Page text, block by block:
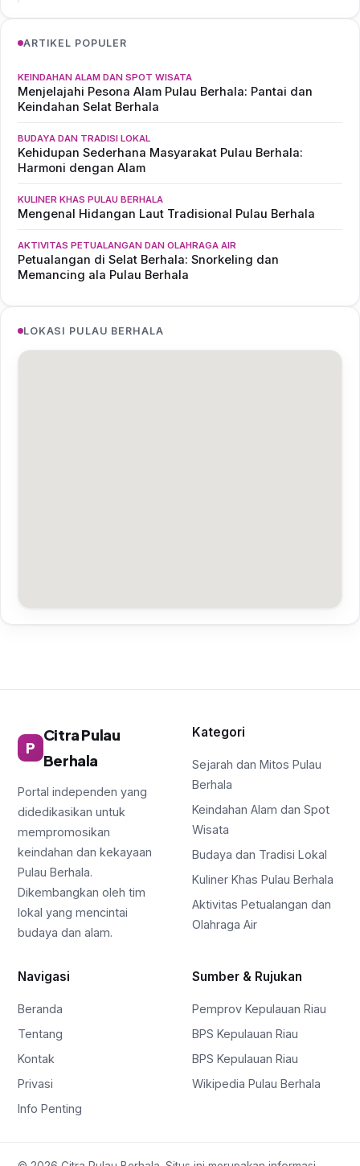
ARTIKEL POPULER
KEINDAHAN ALAM DAN SPOT WISATA
Menjelajahi Pesona Alam Pulau Berhala: Pantai dan
Keindahan Selat Berhala
BUDAYA DAN TRADISI LOKAL
Kehidupan Sederhana Masyarakat Pulau Berhala:
Harmoni dengan Alam
KULINER KHAS PULAU BERHALA
Mengenal Hidangan Laut Tradisional Pulau Berhala
AKTIVITAS PETUALANGAN DAN OLAHRAGA AIR
Petualangan di Selat Berhala: Snorkeling dan
Memancing ala Pulau Berhala
LOKASI PULAU BERHALA
P
Citra Pulau
Berhala
Portal independen yang
didedikasikan untuk
mempromosikan
keindahan dan kekayaan
Pulau Berhala.
Dikembangkan oleh tim
lokal yang mencintai
budaya dan alam.
Kategori
Sejarah dan Mitos Pulau
Berhala
Keindahan Alam dan Spot
Wisata
Budaya dan Tradisi Lokal
Kuliner Khas Pulau Berhala
Aktivitas Petualangan dan
Olahraga Air
Navigasi
Beranda
Tentang
Kontak
Privasi
Info Penting
Sumber & Rujukan
Pemprov Kepulauan Riau
BPS Kepulauan Riau
BPS Kepulauan Riau
Wikipedia Pulau Berhala